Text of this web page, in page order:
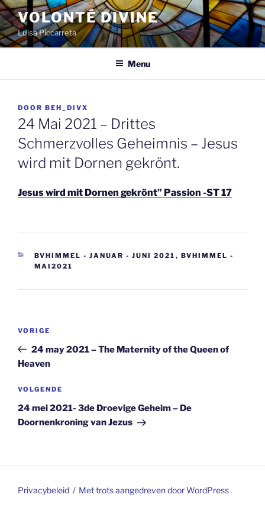
Spring
naar
de
inhoud
VOLONTÉ DIVINE
Luisa Piccarreta
Menu
GEPLAATST
OP
DOOR BEH_DIVX
24 Mai 2021 – Drittes
Schmerzvolles Geheimnis – Jesus
wird mit Dornen gekrönt.
Jesus wird mit Dornen gekrönt” Passion -ST 17
CATEGORIEËN
BVHIMMEL - JANUAR - JUNI 2021 , BVHIMMEL -
MAI2021
Vorig
bericht
VORIGE
24 may 2021 – The Maternity of the Queen of
Heaven
Volgend
bericht
VOLGENDE
24 mei 2021- 3de Droevige Geheim – De
Doornenkroning van Jezus
Privacybeleid Met trots aangedreven door WordPress